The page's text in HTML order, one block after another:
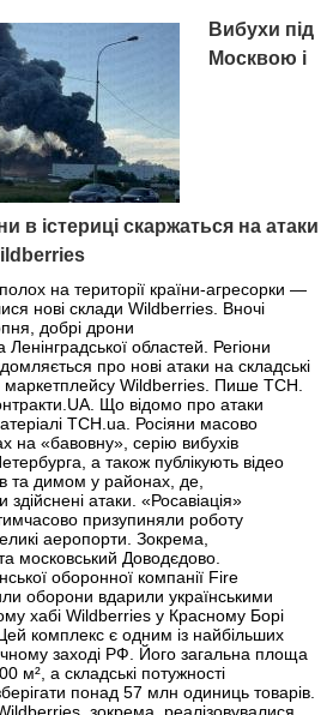
Вибухи під
Москвою і
в істериці скаржаться на атаки
на території країни-агресорки —
нові склади Wildberries. Вночі
добрі дрони
Ленінградської областей. Регіони
про нові атаки на складські
маркетплейсу Wildberries. Пише ТСН.
Що відомо про атаки
ТСН.ua. Росіяни масово
на «бавовну», серію вибухів
а також публікують відео
та димом у районах, де,
атаки. «Росавіація»
призупиняли роботу
аеропорти. Зокрема,
московський Доводєдово.
оборонної компанії Fire
оборони вдарили українськими
хабі Wildberries у Красному Борі
комплекс є одним із найбільших
заході РФ. Його загальна площа
м², а складські потужності
понад 57 млн одиниць товарів.
зокрема, реалізовувалися